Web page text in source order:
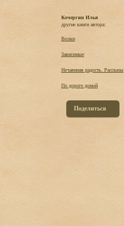
Кочергин Илья
другие книги автора:
Волки
Зависимые
Нечаянная радость. Рассказы
По дороге домой
Поделиться